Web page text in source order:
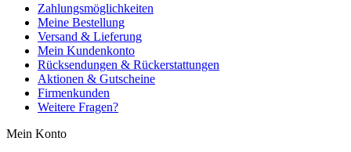
Zahlungsmöglichkeiten
Meine Bestellung
Versand & Lieferung
Mein Kundenkonto
Rücksendungen & Rückerstattungen
Aktionen & Gutscheine
Firmenkunden
Weitere Fragen?
Mein Konto